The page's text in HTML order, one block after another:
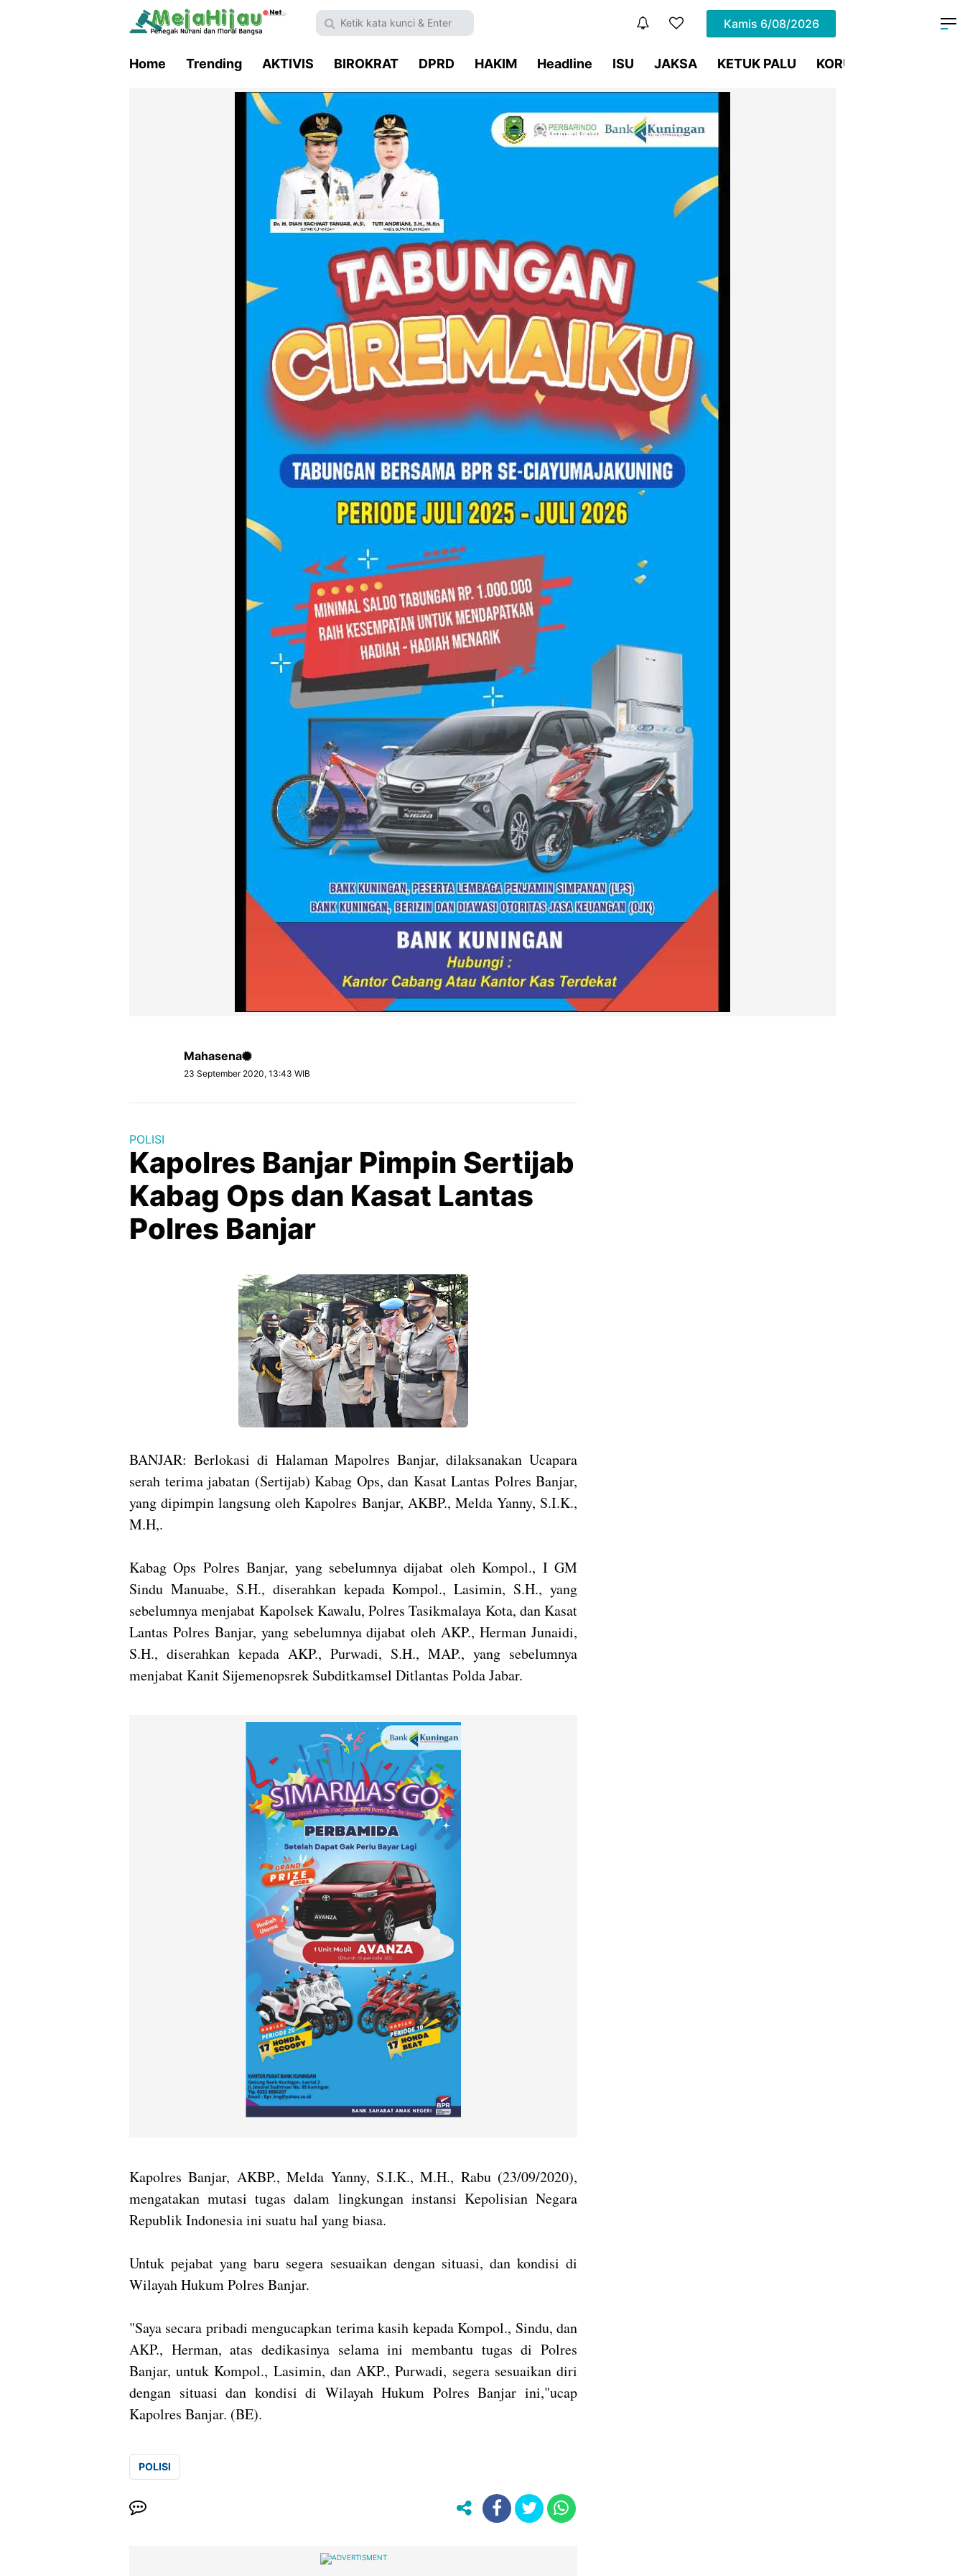
Kamis 6/08/2026
Home Trending AKTIVIS BIROKRAT DPRD HAKIM Headline ISU JAKSA KETUK PALU KORUPSI
Mahasena
23 September 2020, 13:43 WIB
POLISI
Kapolres Banjar Pimpin Sertijab
Kabag Ops dan Kasat Lantas
Polres Banjar
BANJAR: Berlokasi di Halaman Mapolres Banjar, dilaksanakan Ucapara
serah terima jabatan (Sertijab) Kabag Ops, dan Kasat Lantas Polres Banjar,
yang dipimpin langsung oleh Kapolres Banjar, AKBP., Melda Yanny, S.I.K.,
M.H,.
Kabag Ops Polres Banjar, yang sebelumnya dijabat oleh Kompol., I GM
Sindu Manuabe, S.H., diserahkan kepada Kompol., Lasimin, S.H., yang
sebelumnya menjabat Kapolsek Kawalu, Polres Tasikmalaya Kota, dan Kasat
Lantas Polres Banjar, yang sebelumnya dijabat oleh AKP., Herman Junaidi,
S.H., diserahkan kepada AKP., Purwadi, S.H., MAP., yang sebelumnya
menjabat Kanit Sijemenopsrek Subditkamsel Ditlantas Polda Jabar.
Kapolres Banjar, AKBP., Melda Yanny, S.I.K., M.H., Rabu (23/09/2020),
mengatakan mutasi tugas dalam lingkungan instansi Kepolisian Negara
Republik Indonesia ini suatu hal yang biasa.
Untuk pejabat yang baru segera sesuaikan dengan situasi, dan kondisi di
Wilayah Hukum Polres Banjar.
"Saya secara pribadi mengucapkan terima kasih kepada Kompol., Sindu, dan
AKP., Herman, atas dedikasinya selama ini membantu tugas di Polres
Banjar, untuk Kompol., Lasimin, dan AKP., Purwadi, segera sesuaikan diri
dengan situasi dan kondisi di Wilayah Hukum Polres Banjar ini,"ucap
Kapolres Banjar. (BE).
POLISI